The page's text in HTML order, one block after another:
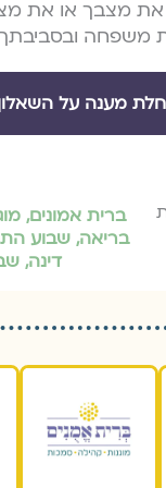
את מצבך או את
משפחה
מענה על
ברית אמונים,
בריאה,שבוע
דינה,